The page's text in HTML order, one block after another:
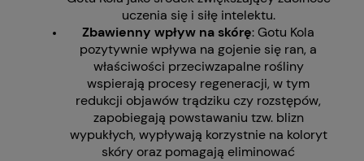
uczenia się i siłę intelektu.
Zbawienny wpływ na skórę: Gotu Kola
pozytywnie wpływa na gojenie się ran, a
właściwości przeciwzapalne rośliny
wspierają procesy regeneracji, w tym
redukcji objawów trądziku czy rozstępów,
zapobiegają powstawaniu tzw. blizn
wypukłych, wypływają korzystnie na koloryt
skóry oraz pomagają eliminować